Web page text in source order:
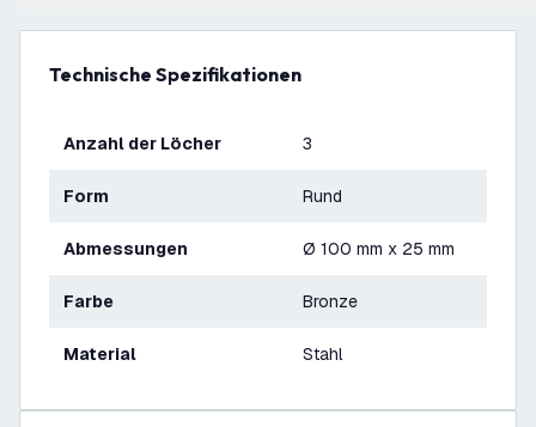
Technische Spezifikationen
Anzahl der Löcher 3
Form Rund
Abmessungen Ø 100 mm x 25 mm
Farbe Bronze
Material Stahl